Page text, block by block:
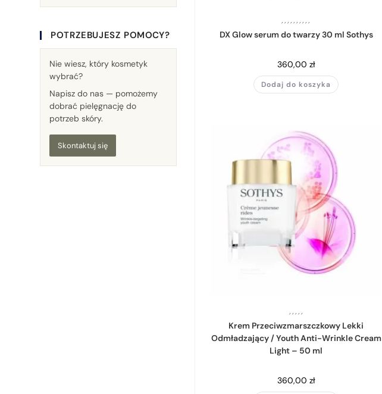
POTRZEBUJESZ POMOCY?
Nie wiesz, który kosmetyk
wybrać?
Napisz do nas — pomożemy
dobrać pielęgnację do
potrzeb skóry.
Skontaktuj się
,,,,,,,,,,
DX Glow serum do twarzy 30 ml Sothys
360,00 zł
Dodaj do koszyka
,,,,,
Krem Przeciwzmarszczkowy Lekki
Odmładzający / Youth Anti-Wrinkle Cream
Light – 50 ml
360,00 zł